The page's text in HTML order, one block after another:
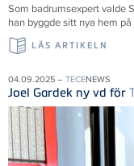
Som badrumsexpert valde
han byggde sitt nya hem på
LÄS ARTIKELN
04.09.2025 – TECENEWS
Joel Gardek ny vd för